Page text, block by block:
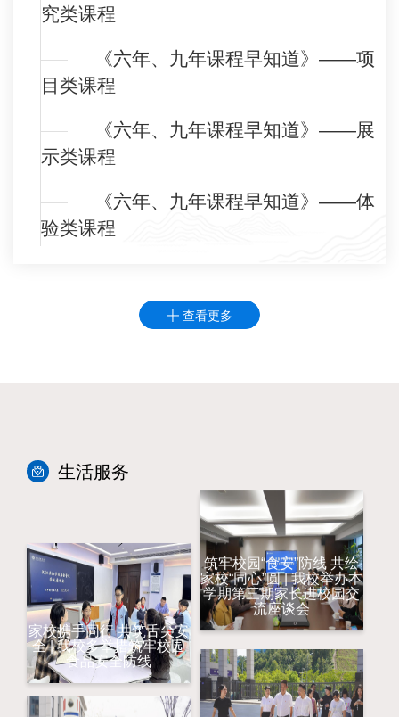
究类课程
《六年、九年课程早知道》——项
目类课程
《六年、九年课程早知道》——展
示类课程
《六年、九年课程早知道》——体
验类课程
 查看更多
生活服务
筑牢校园“食安”防线 共绘
家校“同心”圆 | 我校举办本
学期第三期家长进校园交
流座谈会
家校携手同行 共筑舌尖安
全 | 我校多举措筑牢校园
食品安全防线